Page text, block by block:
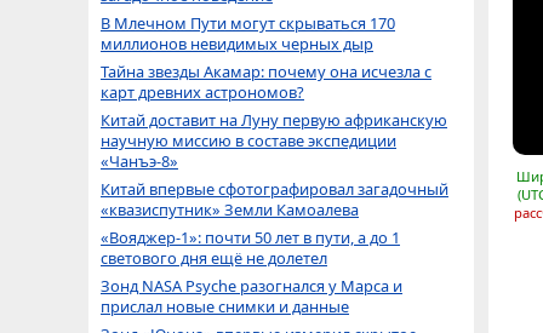
В Млечном Пути могут скрываться 170
миллионов невидимых черных дыр
Тайна звезды Акамар: почему она исчезла с
карт древних астрономов?
Китай доставит на Луну первую африканскую
научную миссию в составе экспедиции
«Чанъэ-8»
Китай впервые сфотографировал загадочный
«квазиспутник» Земли Камоалева
«Вояджер-1»: почти 50 лет в пути, а до 1
светового дня ещё не долетел
Зонд NASA Psyche разогнался у Марса и
прислал новые снимки и данные